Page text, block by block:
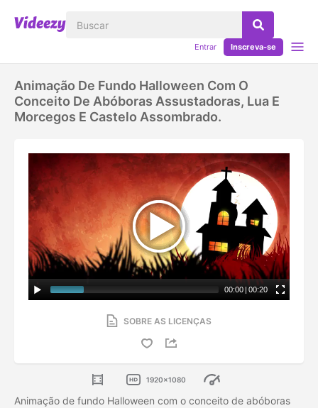
Entrar Inscreva-se
Animação De Fundo Halloween Com O
Conceito De Abóboras Assustadoras, Lua E
Morcegos E Castelo Assombrado.
00:00 | 00:20
SOBRE AS LICENÇAS
1920x1080
Animação de fundo Halloween com o conceito de abóboras